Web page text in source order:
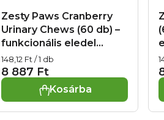
Zesty Paws Cranberry
Urinary Chews (60 db) –
funkcionális eledel
kutyáknak a húgyutak
támogatására, exp.
16.10.2026
8 887 Ft
Egységár:
148,12 Ft / 1 db
Kosárba